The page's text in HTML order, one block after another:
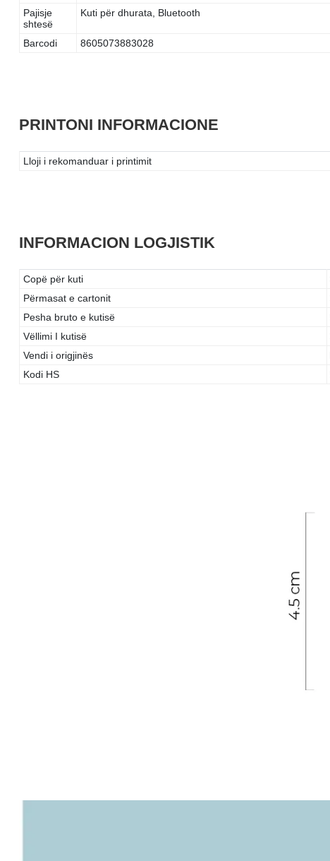
Pajisje
shtesë
Kuti për dhurata, Bluetooth
Barcodi 8605073883028
PRINTONI INFORMACIONE
Lloji i rekomanduar i printimit
INFORMACION LOGJISTIK
Copë për kuti
Përmasat e cartonit
Pesha bruto e kutisë
Vëllimi I kutisë
Vendi i origjinës
Kodi HS